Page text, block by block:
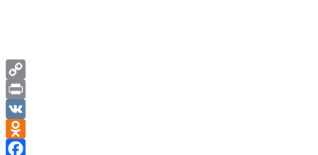
Copy
Link
Print
VK
Odnoklassniki